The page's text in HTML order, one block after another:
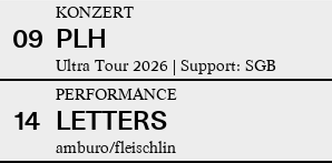
09
KONZERT
PLH
Ultra Tour 2026 | Support: SGB
14
PERFORMANCE
LETTERS
amburo/fleischlin